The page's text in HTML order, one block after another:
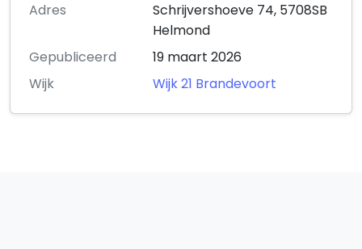
Adres
Schrijvershoeve 74, 5708SB
Helmond
Gepubliceerd
19 maart 2026
Wijk
Wijk 21 Brandevoort